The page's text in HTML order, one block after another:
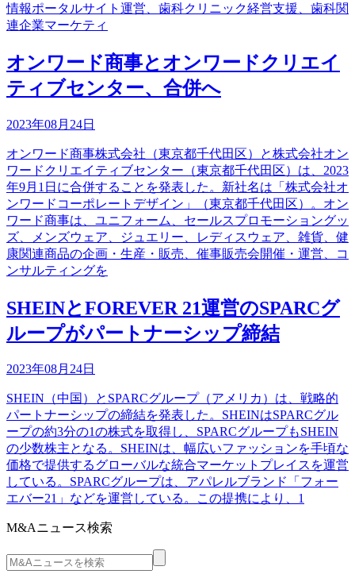
情報ポータルサイト運営、歯科クリニック経営支援、歯科関
連企業マーケティ
オンワード商事とオンワードクリエイ
ティブセンター、合併へ
2023年08月24日
オンワード商事株式会社（東京都千代田区）と株式会社オン
ワードクリエイティブセンター（東京都千代田区）は、2023
年9月1日に合併することを発表した。新社名は「株式会社オ
ンワードコーポレートデザイン」（東京都千代田区）。オン
ワード商事は、ユニフォーム、セールスプロモーショングッ
ズ、メンズウェア、ジュエリー、レディスウェア、雑貨、健
康関連商品の企画・生産・販売、催事販売会開催・運営、コ
ンサルティングを
SHEINとFOREVER 21運営のSPARCグ
ループがパートナーシップ締結
2023年08月24日
SHEIN（中国）とSPARCグループ（アメリカ）は、戦略的
パートナーシップの締結を発表した。SHEINはSPARCグル
ープの約3分の1の株式を取得し、SPARCグループもSHEIN
の少数株主となる。SHEINは、幅広いファッションを手頃な
価格で提供するグローバルな統合マーケットプレイスを運営
している。SPARCグループは、アパレルブランド「フォー
エバー21」などを運営している。この提携により、1
M&Aニュース検索